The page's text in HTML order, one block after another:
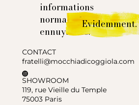
informations
normales et
ennuyantes.
Evidemment.
CONTACT
fratelli@mocchiadicoggiola.com
SHOWROOM
119, rue Vieille du Temple
75003 Paris